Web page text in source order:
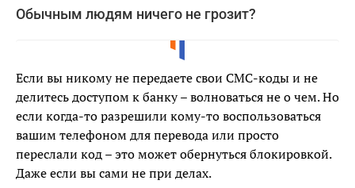
Обычным людям ничего не грозит?
Если вы никому не передаете свои СМС-коды и не
делитесь доступом к банку – волноваться не о чем. Но
если когда-то разрешили кому-то воспользоваться
вашим телефоном для перевода или просто
переслали код – это может обернуться блокировкой.
Даже если вы сами не при делах.